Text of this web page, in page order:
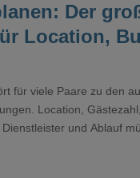
Der
Location,
für viele Paare zu den
Location,
und Ablauf
der Tag gut